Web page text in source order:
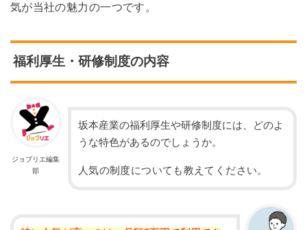
気が当社の魅力の一つです。
福利厚生・研修制度の内容
ジョブリエ編集
部
坂本産業の福利厚生や研修制度には、どのよ
うな特色があるのでしょうか。
人気の制度についても教えてください。